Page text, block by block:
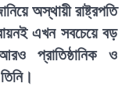
অস্থায়ী রাষ্ট্রপতি
এখন সবচেয়ে বড়
প্রাতিষ্ঠানিক ও